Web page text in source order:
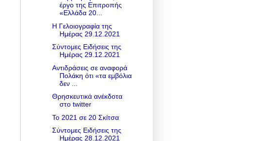
έργο της Επιτροπής
«Ελλάδα 20...
Η Γελοιογραφία της
Ημέρας 29.12.2021
Σύντομες Ειδήσεις της
Ημέρας 29.12.2021
Αντιδράσεις σε αναφορά
Πολάκη ότι «τα εμβόλια
δεν ...
Θρησκευτικά ανέκδοτα
στο twitter
Το 2021 σε 20 Σκίτσα
Σύντομες Ειδήσεις της
Ημέρας 28.12.2021